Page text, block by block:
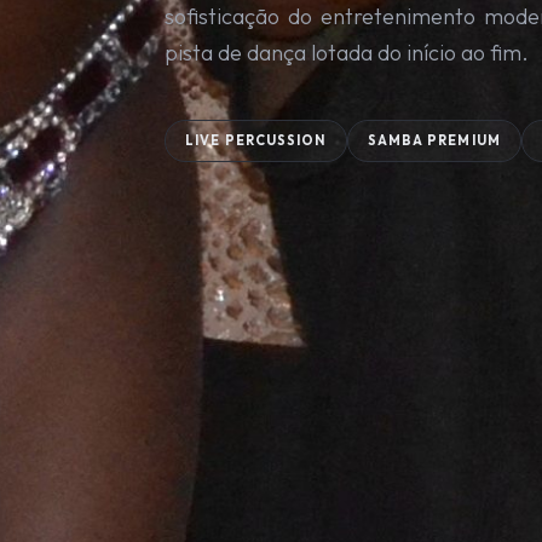
sofisticação do entretenimento
pista de dança lotada do início ao fim.
LIVE PERCUSSION SAMBA PREMIUM